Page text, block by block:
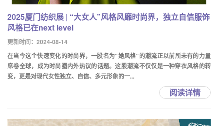
2025厦门纺织展 | “大女人”风格风靡时尚界，独立自信服饰
风格已在next level
更新时间：2024-08-14
在当今这个快速变化的时尚界，一股名为“她风格”的潮流正以前所未有的力量
席卷全球，成为时尚圈内外热议的话题。这股潮流不仅仅是一种穿衣风格的转
变，更是对现代女性独立、自信、多元形象的一...
阅读详情